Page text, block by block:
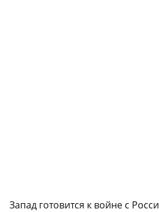
Запад готовится к войне с